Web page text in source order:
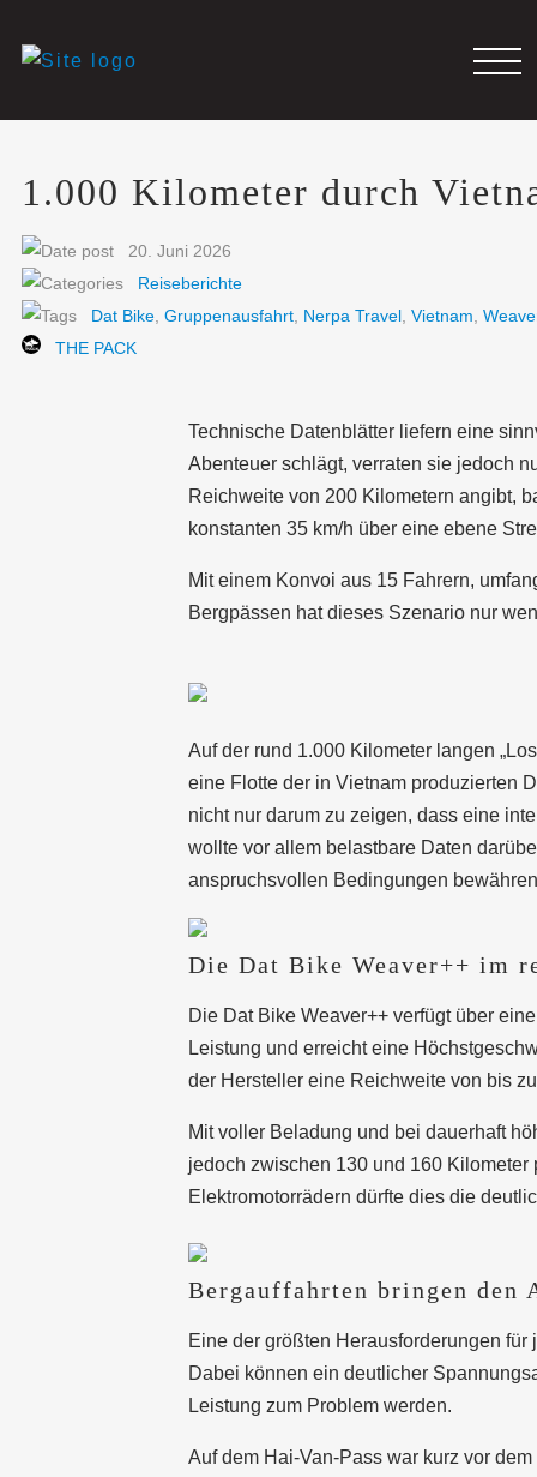
1.000 Kilometer durch
20. Juni 2026
Reiseberichte
Dat Bike Gruppenausfahrt Nerpa Travel Vietnam
THE PACK
Technische Datenblätter liefern eine
Abenteuer schlägt, verraten sie jedoch
Reichweite von 200 Kilometern angibt,
konstanten 35 km/h über eine ebene
Mit einem Konvoi aus 15 Fahrern,
Bergpässen hat dieses Szenario nur
Auf der rund 1.000 Kilometer langen
eine Flotte der in Vietnam produzierten
nicht nur darum zu zeigen, dass eine
wollte vor allem belastbare Daten
anspruchsvollen Bedingungen
Die Dat Bike Weaver++ im
Die Dat Bike Weaver++ verfügt über
Leistung und erreicht eine
der Hersteller eine Reichweite von bis
Mit voller Beladung und bei dauerhaft
jedoch zwischen 130 und 160
Elektromotorrädern dürfte dies die
Bergauffahrten bringen den
Eine der größten Herausforderungen
Dabei können ein deutlicher
Leistung zum Problem werden.
Auf dem Hai-Van-Pass war kurz vor